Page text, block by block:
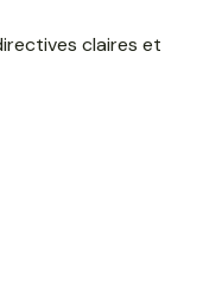
claires et